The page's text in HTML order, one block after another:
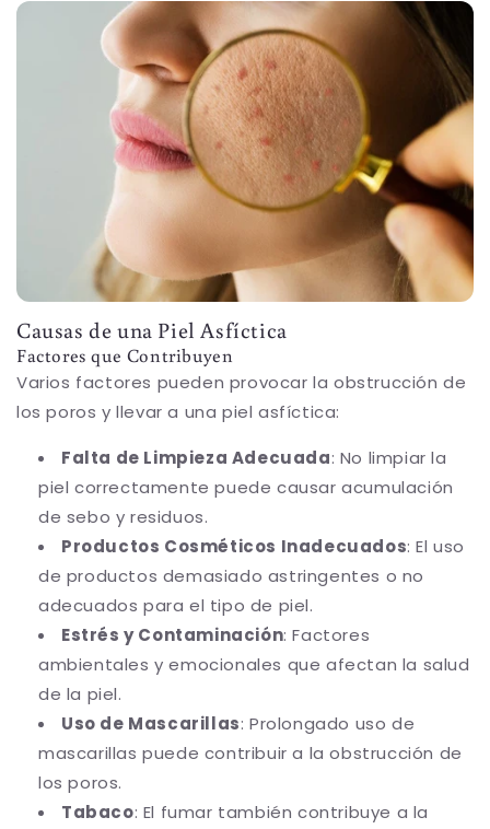
Causas de una Piel Asfíctica
Factores que Contribuyen
Varios factores pueden provocar la obstrucción de
los poros y llevar a una piel asfíctica:
Falta de Limpieza Adecuada: No limpiar la
piel correctamente puede causar acumulación
de sebo y residuos.
Productos Cosméticos Inadecuados: El uso
de productos demasiado astringentes o no
adecuados para el tipo de piel.
Estrés y Contaminación: Factores
ambientales y emocionales que afectan la salud
de la piel.
Uso de Mascarillas: Prolongado uso de
mascarillas puede contribuir a la obstrucción de
los poros.
Tabaco: El fumar también contribuye a la